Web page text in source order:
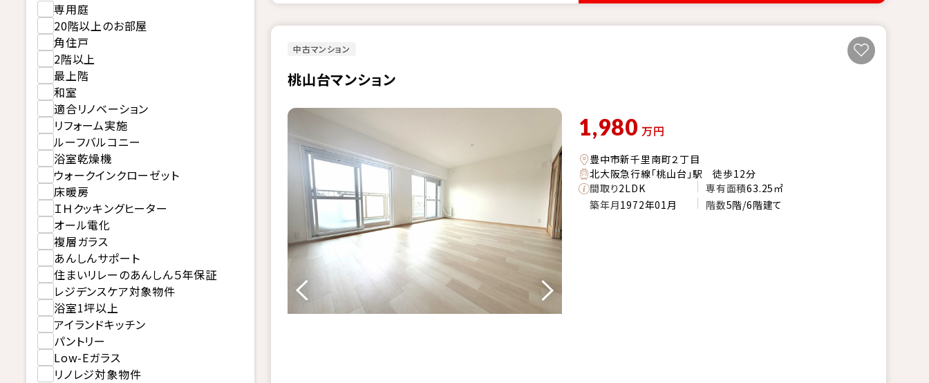
専用庭
20階以上のお部屋
角住戸
2階以上
最上階
和室
適合リノベーション
リフォーム実施
ルーフバルコニー
浴室乾燥機
ウォークインクローゼット
床暖房
ＩＨクッキングヒーター
オール電化
複層ガラス
あんしんサポート
住まいリレーのあんしん５年保証
レジデンスケア対象物件
浴室1坪以上
アイランドキッチン
パントリー
Low-Eガラス
リノレジ対象物件
中古マンション
桃山台マンション
1,980 万円
豊中市新千里南町２丁目
北大阪急行線「桃山台」駅 徒歩12分
間取り2LDK 専有面積63.25㎡
築年月1972年01月 階数5階/6階建て